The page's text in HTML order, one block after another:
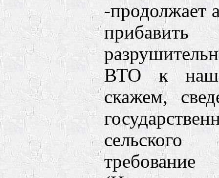
-продолжает
ВТО к
скажем,